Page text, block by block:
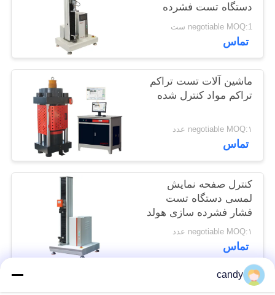
نقشه
سایت
PRIVACY
POLICY
دستگاه تست فشرده
سازی
negotiable MOQ:1 ست
تماس
ماشین آلات تست تراکم
تراکم مواد کنترل شده
negotiable MOQ:۱ عدد
تماس
کنترل صفحه نمایش
لمسی دستگاه تست
فشار فشرده سازی هولد
PET Top
negotiable MOQ:۱ عدد
تماس
candy